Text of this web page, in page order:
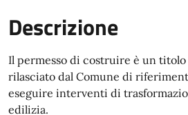
Descrizione
Il permesso di costruire è un
rilasciato dal Comune di
eseguire interventi di
edilizia.